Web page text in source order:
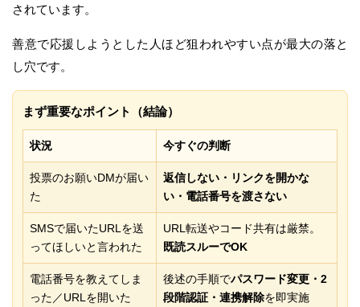
されています。
善意で応援しようとした人ほど狙われやすい点が最大の落と
し穴です。
まず重要なポイント（結論）
状況 今すぐの判断
投票のお願いDMが届い
た
返信しない・リンクを開かな
い・電話番号を渡さない
SMSで届いたURLを送
ってほしいと言われた
URL転送やコード共有は厳禁。
既読スルーでOK
電話番号を教えてしま
った／URLを開いた
後述の手順でパスワード変更・2
段階認証・連携解除を即実施